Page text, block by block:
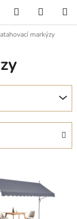
Hledat
KOŠÍK
markýzy